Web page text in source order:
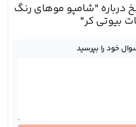
"شامپو موهای رنگ
بیوتی کر"
خود را بپرسید